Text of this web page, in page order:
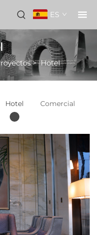
ES
>Hotel
Hotel Comercial